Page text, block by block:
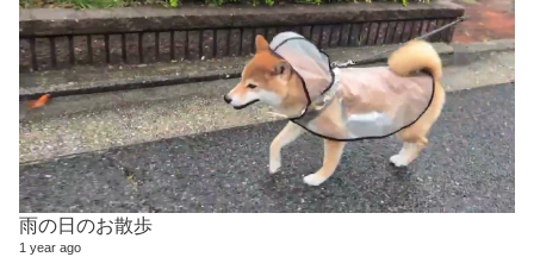
雨の日のお散歩
1 year ago